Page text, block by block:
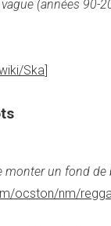
(années 90-
Ska]
monter un fond
ocston/nm/